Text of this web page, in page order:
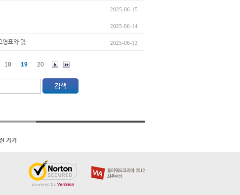
2025-06-15
2025-06-14
표와 맞.. 2025-06-13
18 19 20
가기